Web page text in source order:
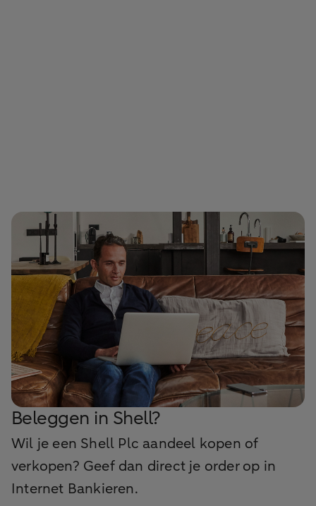
Beleggen in Shell?
Wil je een Shell Plc aandeel kopen of
verkopen? Geef dan direct je order op in
Internet Bankieren.